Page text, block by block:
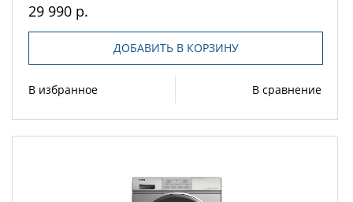
29 990 р.
ДОБАВИТЬ В КОРЗИНУ
В избранное В сравнение